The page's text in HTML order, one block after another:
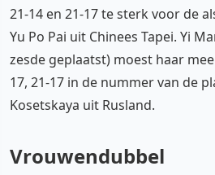
21-14 en 21-17 te sterk voor de
Yu Po Pai uit Chinees Tapei. Yi
zesde geplaatst) moest haar
17, 21-17 in de nummer van de
Kosetskaya uit Rusland.
Vrouwendubbel